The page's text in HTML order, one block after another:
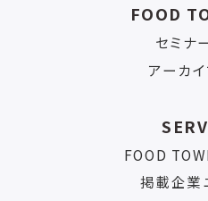
FOOD
セミナ
アーカ
FOOD
掲載企業